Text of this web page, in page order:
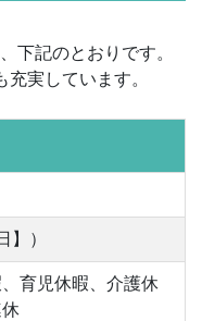
下記のとおりです。
実しています。
】）
育児休暇、介護休